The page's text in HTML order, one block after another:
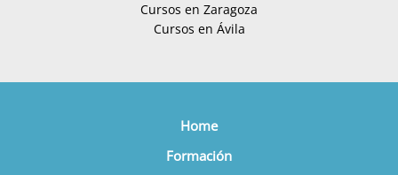
Cursos en Zaragoza
Cursos en Ávila
Home
Formación